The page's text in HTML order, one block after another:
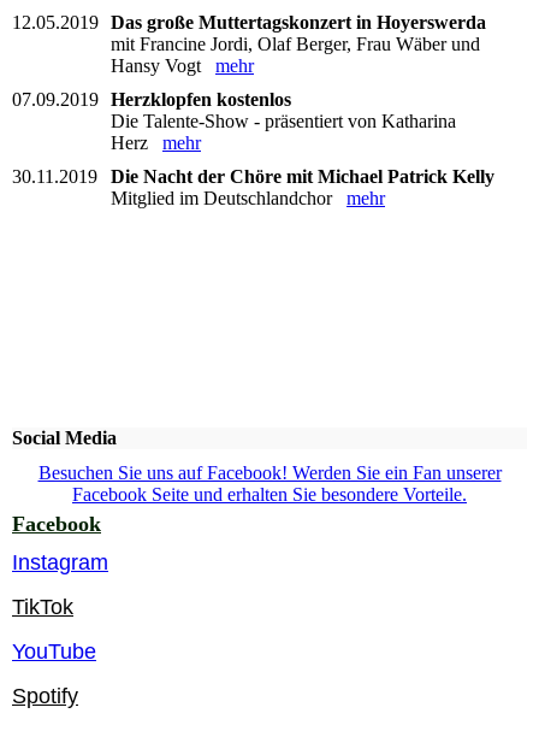
12.05.2019 Das große Muttertagskonzert in Hoyerswerda
mit Francine Jordi, Olaf Berger, Frau Wäber und
Hansy Vogt mehr
07.09.2019 Herzklopfen kostenlos
Die Talente-Show - präsentiert von Katharina
Herz mehr
30.11.2019
Die Nacht der Chöre mit Michael Patrick Kelly
Mitglied im Deutschlandchor mehr
Social Media
Besuchen Sie uns auf Facebook! Werden Sie ein Fan unserer
Facebook Seite und erhalten Sie besondere Vorteile.
Facebook
Instagram
TikTok
YouTube
Spotify